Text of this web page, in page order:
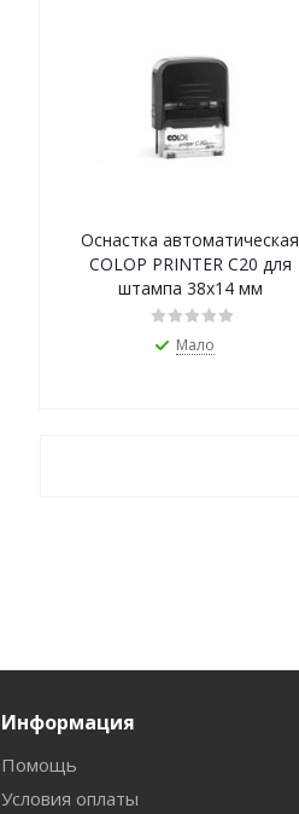
Оснастка автоматическая
COLOP PRINTER С20 для
штампа 38х14 мм
Мало
Информация
Помощь
Условия оплаты